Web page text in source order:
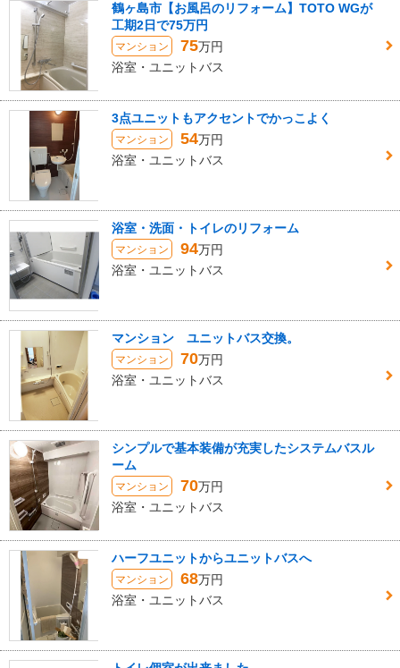
鶴ヶ島市【お風呂のリフォーム】TOTO WGが
工期2日で75万円
マンション 75万円
浴室・ユニットバス
3点ユニットもアクセントでかっこよく
マンション 54万円
浴室・ユニットバス
浴室・洗面・トイレのリフォーム
マンション 94万円
浴室・ユニットバス
マンション ユニットバス交換。
マンション 70万円
浴室・ユニットバス
シンプルで基本装備が充実したシステムバスル
ーム
マンション 70万円
浴室・ユニットバス
ハーフユニットからユニットバスへ
マンション 68万円
浴室・ユニットバス